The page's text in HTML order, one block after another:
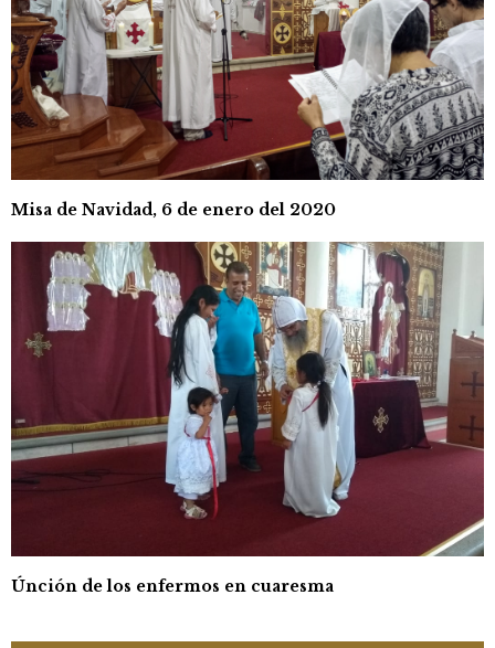
Misa de Navidad, 6 de enero del 2020
Únción de los enfermos en cuaresma